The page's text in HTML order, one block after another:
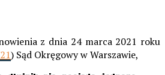
z dnia 24 marca 2021 roku
) Sąd Okręgowy w Warszawie,